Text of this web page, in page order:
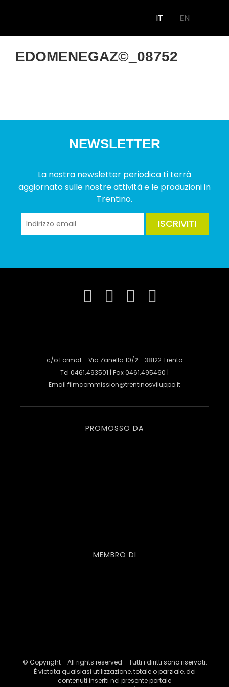
IT EN
EDOMENEGAZ©_08752
NEWSLETTER
La nostra newsletter periodica ti terrà
aggiornato sulle nostre attività e le produzioni in
Trentino.
ISCRIVITI
c/o Format - Via Zanella 10/2 - 38122 Trento
Tel 0461.493501 | Fax 0461.495460 |
Email filmcommission@trentinosviluppo.it
PROMOSSO DA
MEMBRO DI
© Copyright - All rights reserved - Tutti i diritti sono riservati.
È vietata qualsiasi utilizzazione, totale o parziale, dei
contenuti inseriti nel presente portale